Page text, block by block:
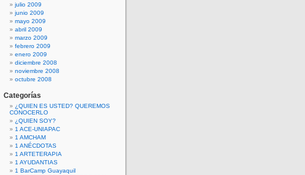
julio 2009
junio 2009
mayo 2009
abril 2009
marzo 2009
febrero 2009
enero 2009
diciembre 2008
noviembre 2008
octubre 2008
Categorías
¿QUIEN ES USTED? QUEREMOS
CONOCERLO
¿QUIEN SOY?
1 ACE-UNIAPAC
1 AMCHAM
1 ANÉCDOTAS
1 ARTETERAPIA
1 AYUDANTIAS
1 BarCamp Guayaquil